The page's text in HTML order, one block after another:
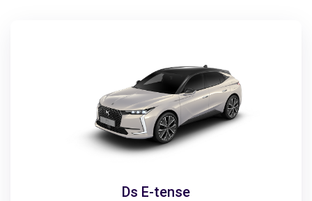
Ds E-tense